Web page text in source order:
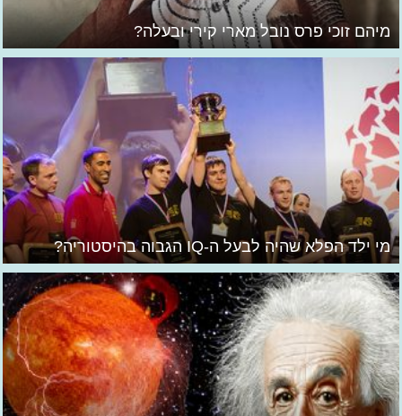
מיהם זוכי פרס נובל מארי קירי ובעלה?
מי ילד הפלא שהיה לבעל ה-IQ הגבוה בהיסטוריה?